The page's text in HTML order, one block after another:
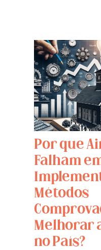
Por que
Falham
Métodos
Melhorar
no País?